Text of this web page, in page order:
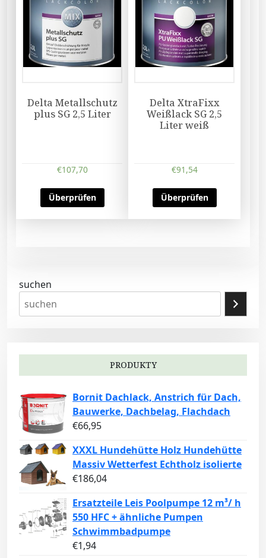
Delta Metallschutz
plus SG 2,5 Liter
€107,70
Überprüfen
Delta XtraFixx
Weißlack SG 2,5
Liter weiß
€91,54
Überprüfen
suchen
PRODUKTY
Bornit Dachlack, Anstrich für Dach,
Bauwerke, Dachbelag, Flachdach
€66,95
XXXL Hundehütte Holz Hundehütte
Massiv Wetterfest Echtholz isolierte
€186,04
Ersatzteile Leis Poolpumpe 12 m³/ h
550 HFC + ähnliche Pumpen
Schwimmbadpumpe
€1,94